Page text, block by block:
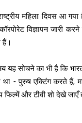
महिला दिवस आ
विज्ञापन जारी
हैं।
यह सोचने का भी है कि
था - पुरुष एक्टिंग करते हैं,
फिल्में और टीवी शो देखे